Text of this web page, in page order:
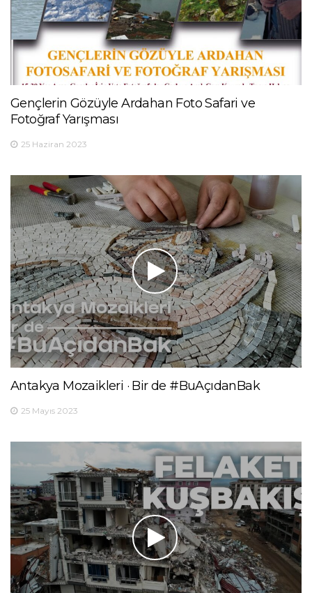
Gençlerin Gözüyle Ardahan Foto Safari ve
Fotoğraf Yarışması
25 Haziran 2023
Antakya Mozaikleri · Bir de #BuAçıdanBak
25 Mayıs 2023